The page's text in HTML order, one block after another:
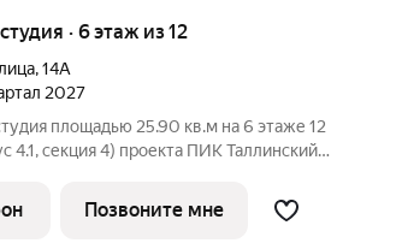
· 6 этаж из 12
,14А
2027
площадью 25.90 кв.м на 6 этаже 12
4.1, секция 4) проекта ПИК Таллинский
большие окна, с отделкой.
парк» проект в
Позвоните мне